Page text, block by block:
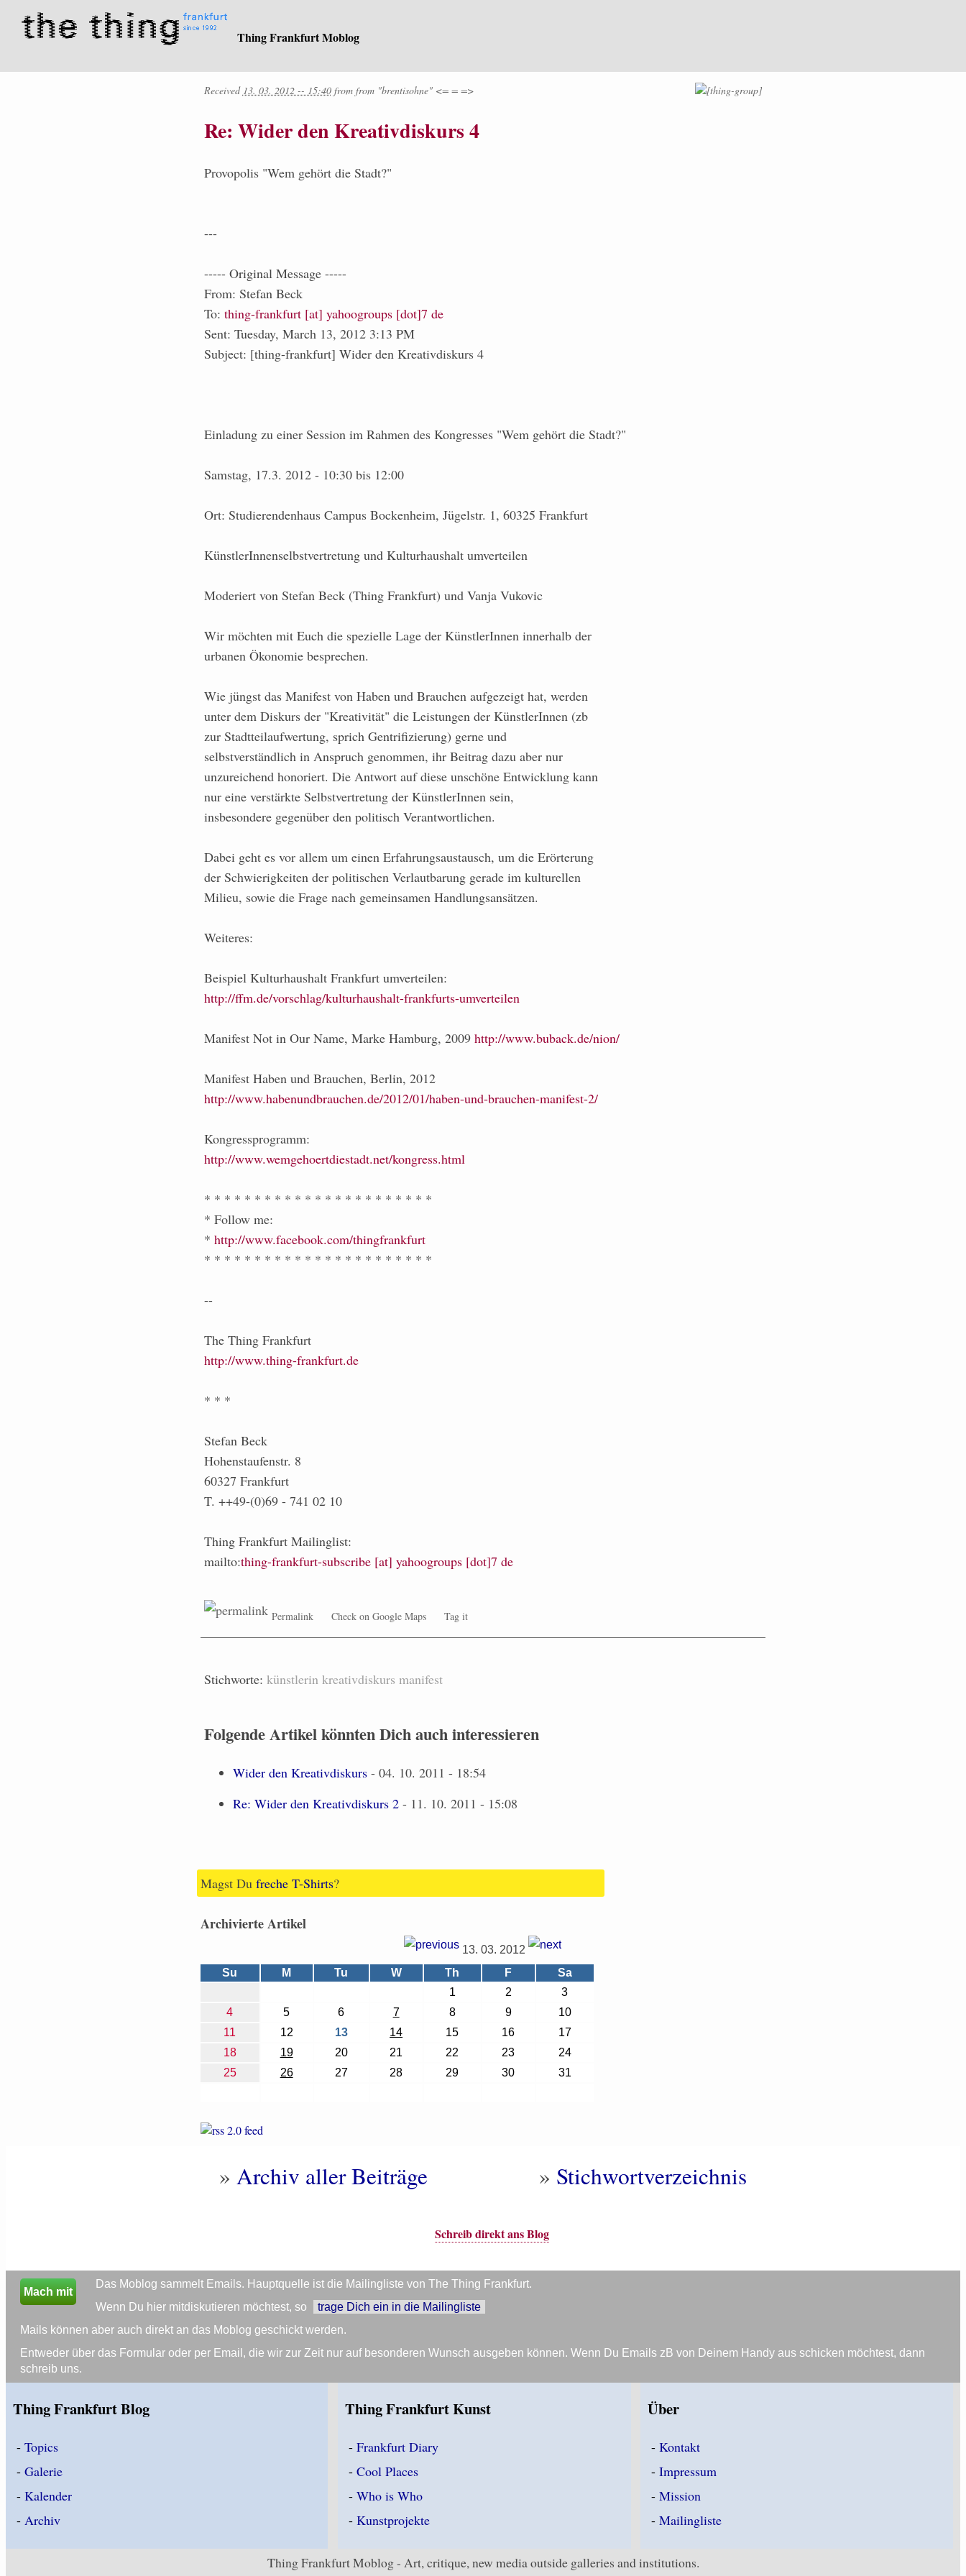
Thing Frankfurt Moblog
Received 13. 03. 2012 -- 15:40from from "brentisohne" <= = =>
Re: Wider den Kreativdiskurs 4
Provopolis "Wem gehört die Stadt?"
---
----- Original Message -----
From: Stefan Beck
To: thing-frankfurt [at] yahoogroups [dot]7 de
Sent: Tuesday, March 13, 2012 3:13 PM
Subject: [thing-frankfurt] Wider den Kreativdiskurs 4
Einladung zu einer Session im Rahmen des Kongresses "Wem gehört die Stadt?"
Samstag, 17.3. 2012 - 10:30 bis 12:00
Ort: Studierendenhaus Campus Bockenheim, Jügelstr. 1, 60325 Frankfurt
KünstlerInnenselbstvertretung und Kulturhaushalt umverteilen
Moderiert von Stefan Beck (Thing Frankfurt) und Vanja Vukovic
Wir möchten mit Euch die spezielle Lage der KünstlerInnen innerhalb der
urbanen Ökonomie besprechen.
Wie jüngst das Manifest von Haben und Brauchen aufgezeigt hat, werden
unter dem Diskurs der "Kreativität" die Leistungen der KünstlerInnen (zb
zur Stadtteilaufwertung, sprich Gentrifizierung) gerne und
selbstverständlich in Anspruch genommen, ihr Beitrag dazu aber nur
unzureichend honoriert. Die Antwort auf diese unschöne Entwicklung kann
nur eine verstärkte Selbstvertretung der KünstlerInnen sein,
insbesondere gegenüber den politisch Verantwortlichen.
Dabei geht es vor allem um einen Erfahrungsaustausch, um die Erörterung
der Schwierigkeiten der politischen Verlautbarung gerade im kulturellen
Milieu, sowie die Frage nach gemeinsamen Handlungsansätzen.
Weiteres:
Beispiel Kulturhaushalt Frankfurt umverteilen:
http://ffm.de/vorschlag/kulturhaushalt-frankfurts-umverteilen
Manifest Not in Our Name, Marke Hamburg, 2009 http://www.buback.de/nion/
Manifest Haben und Brauchen, Berlin, 2012
http://www.habenundbrauchen.de/2012/01/haben-und-brauchen-manifest-2/
Kongressprogramm:
http://www.wemgehoertdiestadt.net/kongress.html
* * * * * * * * * * * * * * * * * * * * * * *
* Follow me:
* http://www.facebook.com/thingfrankfurt
* * * * * * * * * * * * * * * * * * * * * * *
--
The Thing Frankfurt
http://www.thing-frankfurt.de
* * *
Stefan Beck
Hohenstaufenstr. 8
60327 Frankfurt
T. ++49-(0)69 - 741 02 10
Thing Frankfurt Mailinglist:
mailto:thing-frankfurt-subscribe [at] yahoogroups [dot]7 de
Permalink Check on Google Maps Tag it
Stichworte: künstlerin kreativdiskurs manifest
Folgende Artikel könnten Dich auch interessieren
Wider den Kreativdiskurs- 04. 10. 2011 - 18:54
Re: Wider den Kreativdiskurs 2- 11. 10. 2011 - 15:08
Magst Du freche T-Shirts?
Archivierte Artikel
13. 03. 2012
Su
M Tu W Th F
Sa
1
2
3
4
5 6 7 8 9
10
11
12 13 14 15 16
17
18
19 20 21 22 23
24
25
26 27 28 29 30 31
» Archiv aller Beiträge » Stichwortverzeichnis
Schreib direkt ans Blog
Mach mit
Das Moblog sammelt Emails. Hauptquelle ist die Mailingliste von The Thing Frankfurt.
Wenn Du hier mitdiskutieren möchtest, so
trage Dich ein in die Mailingliste
Mails können aber auch direkt an das Moblog geschickt werden.
Entweder über das Formular oder per Email, die wir zur Zeit nur auf besonderen Wunsch ausgeben können. Wenn Du Emails zB von Deinem Handy aus schicken möchtest, dann
schreib uns.
Thing Frankfurt Blog
- Topics
- Galerie
- Kalender
- Archiv
Thing Frankfurt Kunst
- Frankfurt Diary
- Cool Places
- Who is Who
- Kunstprojekte
Über
-Kontakt
-Impressum
-Mission
-Mailingliste
Thing Frankfurt Moblog - Art, critique, new media outside galleries and institutions.